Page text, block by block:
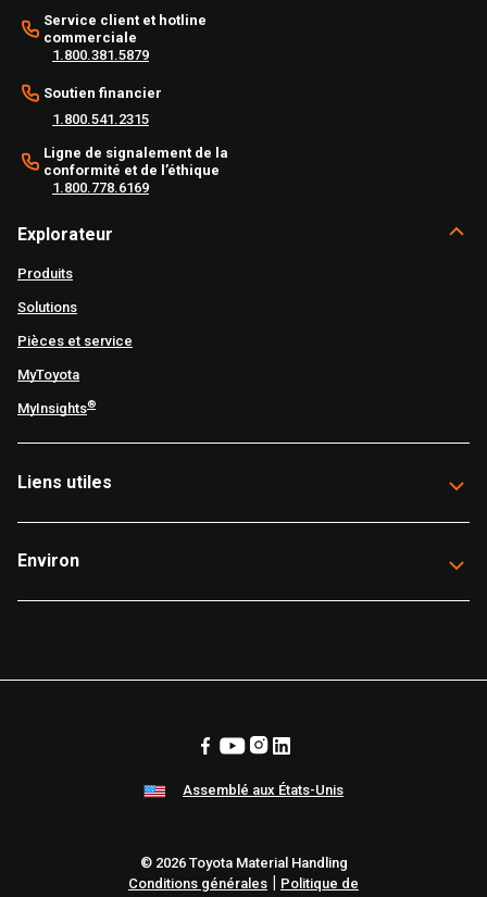
Service client et hotline
commerciale
1.800.381.5879
Soutien financier
1.800.541.2315
Ligne de signalement de la
conformité et de l’éthique
1.800.778.6169
Explorateur
Produits
Solutions
Pièces et service
MyToyota
MyInsights®
Liens utiles
Environ
Assemblé aux États-Unis
© 2026 Toyota Material Handling
Conditions générales | Politique de